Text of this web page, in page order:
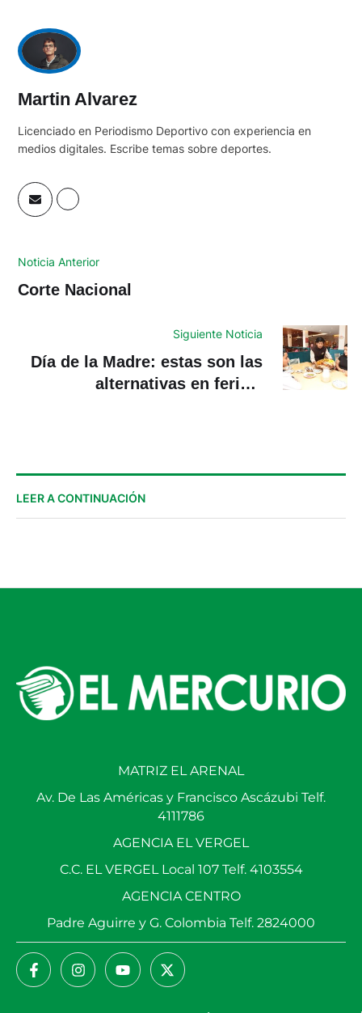
Martin Alvarez
Licenciado en Periodismo Deportivo con experiencia en
medios digitales. Escribe temas sobre deportes.
Noticia Anterior
Corte Nacional
Siguiente Noticia
Día de la Madre: estas son las
alternativas en ferias,
LEER A CONTINUACIÓN
MATRIZ EL ARENAL
Av. De Las Américas y Francisco Ascázubi Telf.
4111786
AGENCIA EL VERGEL
C.C. EL VERGEL Local 107 Telf. 4103554
AGENCIA CENTRO
Padre Aguirre y G. Colombia Telf. 2824000